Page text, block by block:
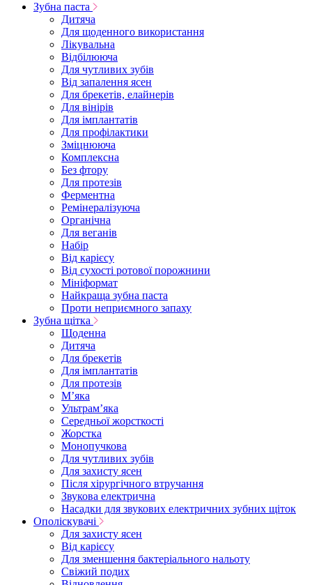
Зубна паста
Дитяча
Для щоденного використання
Лікувальна
Відбілююча
Для чутливих зубів
Від запалення ясен
Для брекетів, елайнерів
Для вінірів
Для імплантатів
Для профілактики
Зміцнююча
Комплексна
Без фтору
Для протезів
Ферментна
Ремінералізуюча
Органічна
Для веганів
Набір
Від карієсу
Від сухості ротової порожнини
Мініформат
Найкраща зубна паста
Проти неприємного запаху
Зубна щітка
Щоденна
Дитяча
Для брекетів
Для імплантатів
Для протезів
Мʼяка
Ультрамʼяка
Середньої жорсткості
Жорстка
Монопучкова
Для чутливих зубів
Для захисту ясен
Після хірургічного втручання
Звукова електрична
Насадки для звукових електричних зубних щіток
Ополіскувачі
Для захисту ясен
Від карієсу
Для зменшення бактеріального нальоту
Свіжий подих